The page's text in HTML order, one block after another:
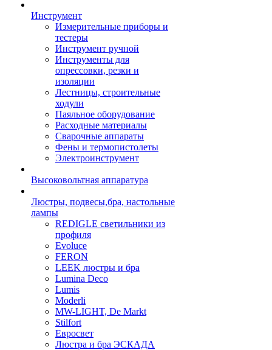
Инструмент
Измерительные приборы и
тестеры
Инструмент ручной
Инструменты для
опрессовки, резки и
изоляции
Лестницы, строительные
ходули
Паяльное оборудование
Расходные материалы
Сварочные аппараты
Фены и термопистолеты
Электроинструмент
Высоковольтная аппаратура
Люстры, подвесы,бра, настольные
лампы
REDIGLE светильники из
профиля
Evoluce
FERON
LEEK люстры и бра
Lumina Deco
Lumis
Moderli
MW-LIGHT, De Markt
Stilfort
Евросвет
Люстра и бра ЭСКАДА